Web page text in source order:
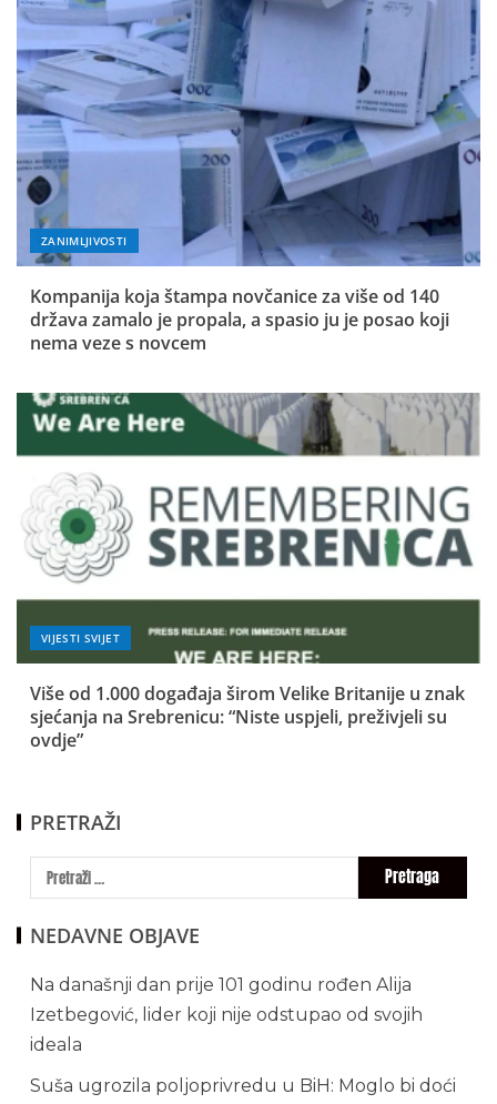
ZANIMLJIVOSTI
Kompanija koja štampa novčanice za više od 140
država zamalo je propala, a spasio ju je posao koji
nema veze s novcem
VIJESTI SVIJET
Više od 1.000 događaja širom Velike Britanije u znak
sjećanja na Srebrenicu: “Niste uspjeli, preživjeli su
ovdje”
PRETRAŽI
NEDAVNE OBJAVE
Na današnji dan prije 101 godinu rođen Alija
Izetbegović, lider koji nije odstupao od svojih
ideala
Suša ugrozila poljoprivredu u BiH: Moglo bi doći